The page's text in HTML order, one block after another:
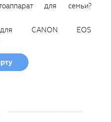
для семьи?
CANON EOS